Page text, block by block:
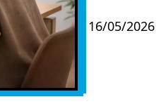
16/05/2026